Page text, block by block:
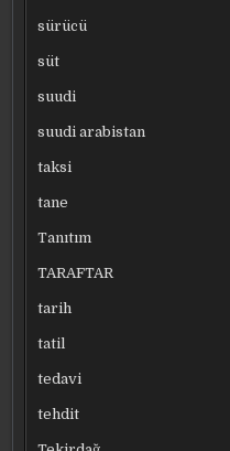
sürücü
süt
suudi
suudi arabistan
taksi
tane
Tanıtım
TARAFTAR
tarih
tatil
tedavi
tehdit